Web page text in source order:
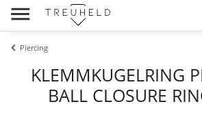
Piercing
KLEMMKUGELRING
BALL CLOSURE